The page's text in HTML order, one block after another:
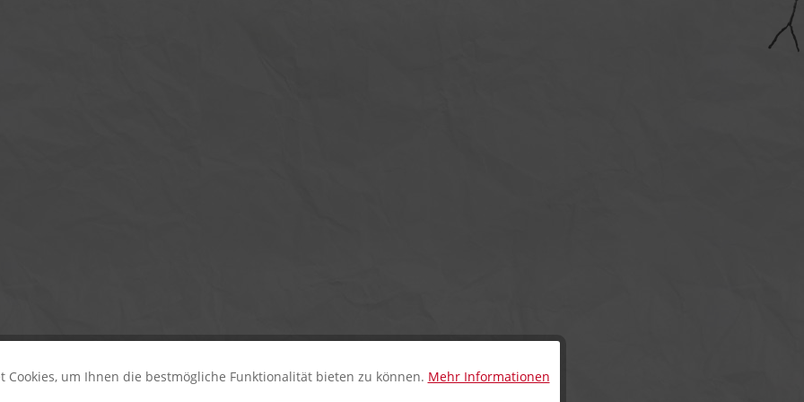
Aktiv
Cookies, um Ihnen die bestmögliche Funktionalität bieten zu können. Mehr Informationen